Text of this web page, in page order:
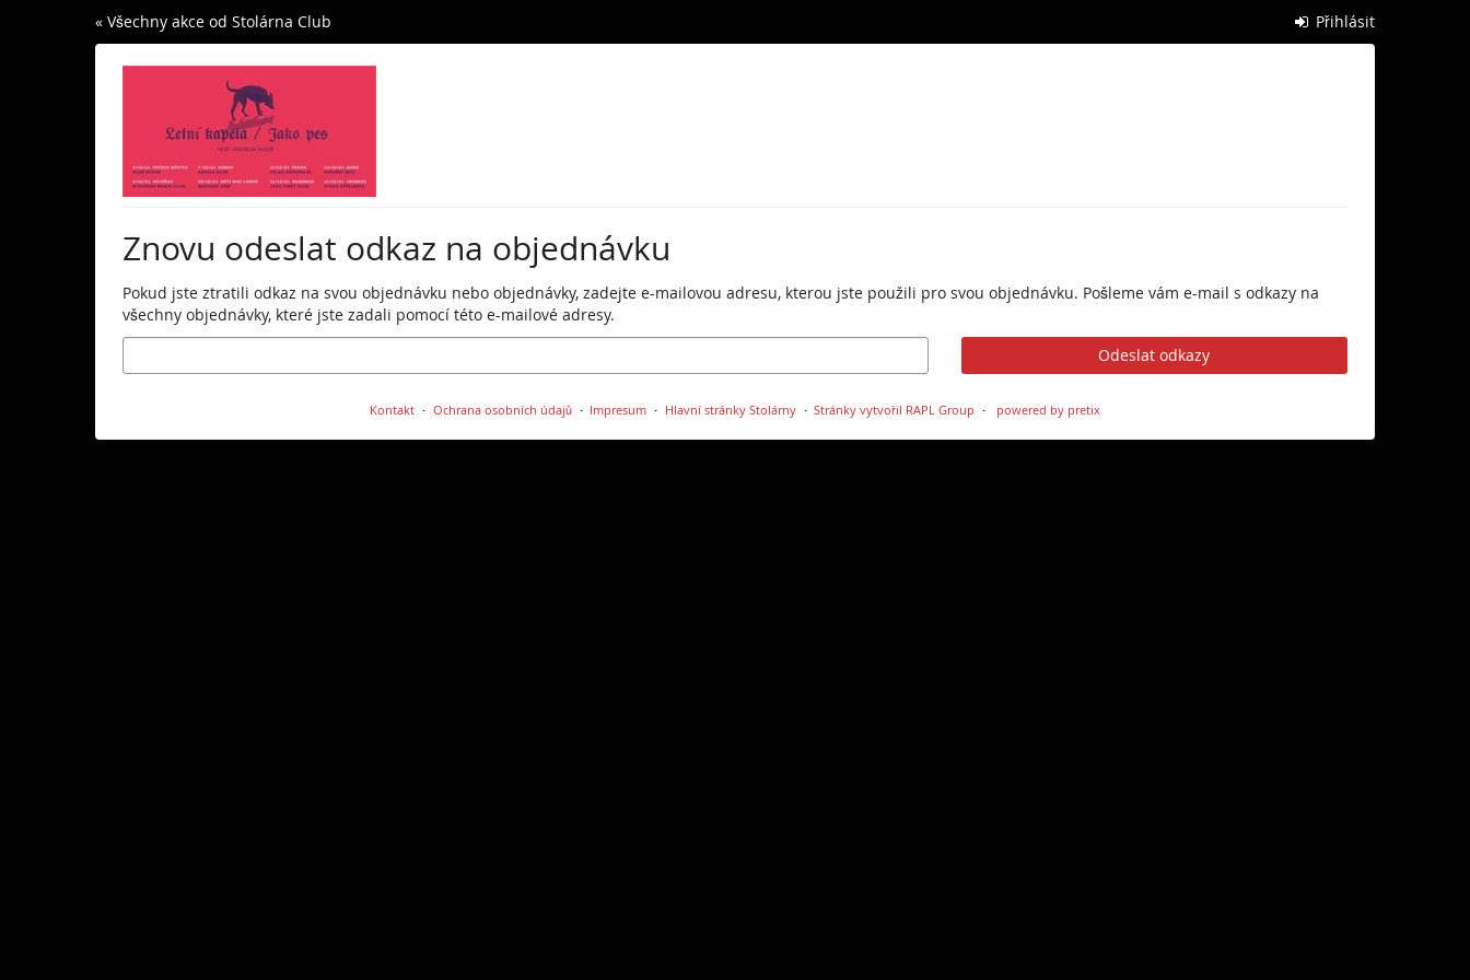
Přihlásit
« Všechny akce od Stolárna Club
Znovu odeslat odkaz na objednávku
Pokud jste ztratili odkaz na svou objednávku nebo objednávky, zadejte e-mailovou adresu, kterou jste použili pro svou objednávku. Pošleme vám e-mail s odkazy na
všechny objednávky, které jste zadali pomocí této e-mailové adresy.
E-
mail
Odeslat odkazy
Kontakt Ochrana osobních údajů Impresum Hlavní stránky Stolárny Stránky vytvořil RAPL Group powered by pretix